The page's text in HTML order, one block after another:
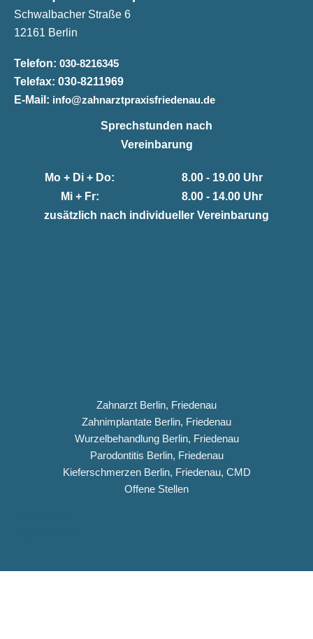
Schwalbacher Straße 6
12161 Berlin
Telefon: 030-8216345
Telefax: 030-8211969
E-Mail: info@zahnarztpraxisfriedenau.de
Sprechstunden nach
Vereinbarung
Mo + Di + Do:
8.00 - 19.00 Uhr
Mi + Fr:
8.00 - 14.00 Uhr
zusätzlich nach individueller Vereinbarung
Zahnarzt Berlin, Friedenau
Zahnimplantate Berlin, Friedenau
Wurzelbehandlung Berlin, Friedenau
Parodontitis Berlin, Friedenau
Kieferschmerzen Berlin, Friedenau, CMD
Offene Stellen